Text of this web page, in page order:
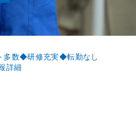
多数◆研修充実◆転勤なし
詳細